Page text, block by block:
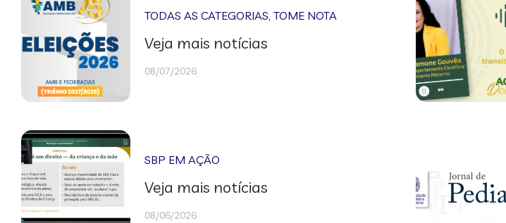
TODAS AS CATEGORIAS,TOME NOTA
Veja mais notícias
08/07/2026
SBP EM AÇÃO
Veja mais notícias
08/06/2026